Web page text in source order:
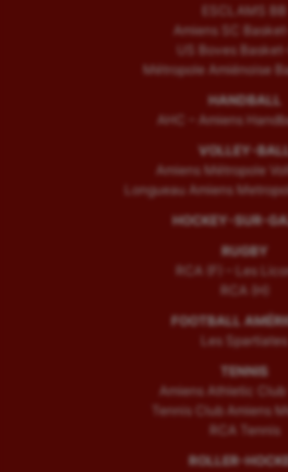
ESCLAMS BB
Amiens SC
US Boves
Métropole Amiénoise
HANDBALL
AHC – Amiens
VOLLEY-BALL
Amiens Métropole
Longueau Amiens
HOCKEY-SUR-
RUGBY
RCA (F) – Les
RCA (H)
FOOTBALL
Les Spartiates
TENNIS
Amiens Athletic Club
Tennis Club Amiens
RCA Tennis
ROLLER-